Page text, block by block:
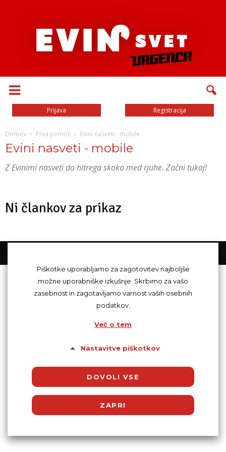
Prijava Registracija
Domov Prva pomoč Evini nasveti - mobile
Evini nasveti - mobile
Z Evinimi nasveti do hitrega skoka med rjuhe. Začni tukaj!
Ni člankov za prikaz
Piškotke uporabljamo za zagotovitev najboljše
možne uporabniške izkušnje. Skrbimo za vašo
zasebnost in zagotavljamo varnost vaših osebnih
podatkov.
Več o tem
Nastavitve piškotkov
DOVOLI VSE
ZAPRI
Potrebni